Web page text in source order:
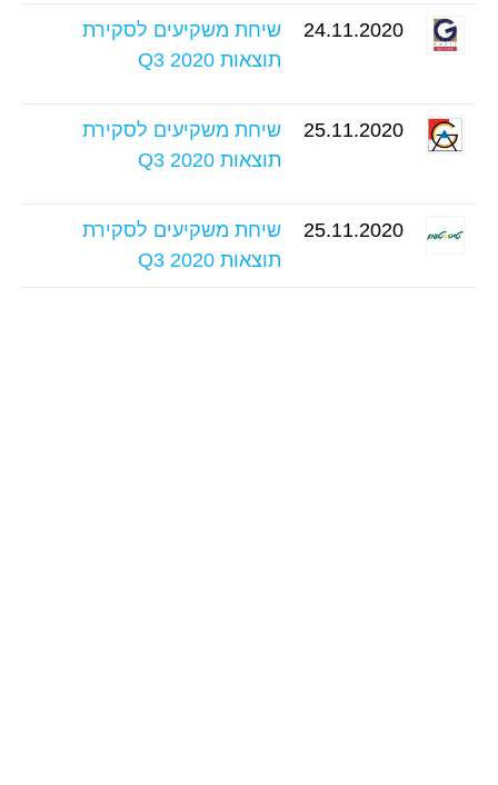
24.11.2020
שיחת משקיעים לסקירת
תוצאות Q3 2020
25.11.2020
שיחת משקיעים לסקירת
תוצאות Q3 2020
25.11.2020
שיחת משקיעים לסקירת
תוצאות Q3 2020